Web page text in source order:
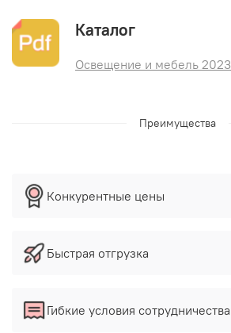
Каталог
Освещение и мебель 2023
Преимущества
Конкурентные цены
Быстрая отгрузка
Гибкие условия сотрудничества